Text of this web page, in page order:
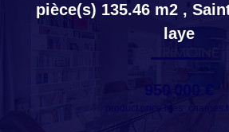
OFF MARKET
pièce(s) 135.46 m2 ,
laye
950 000 €